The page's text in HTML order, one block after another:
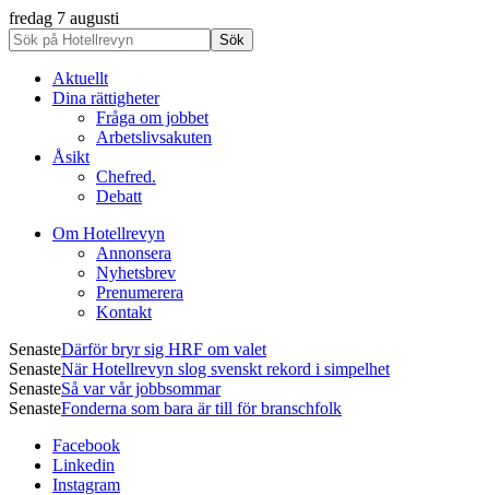
fredag 7 augusti
Aktuellt
Dina rättigheter
Fråga om jobbet
Arbetslivsakuten
Åsikt
Chefred.
Debatt
Om Hotellrevyn
Annonsera
Nyhetsbrev
Prenumerera
Kontakt
SenasteDärför bryr sig HRF om valet
SenasteNär Hotellrevyn slog svenskt rekord i simpelhet
SenasteSå var vår jobbsommar
SenasteFonderna som bara är till för branschfolk
Facebook
Linkedin
Instagram